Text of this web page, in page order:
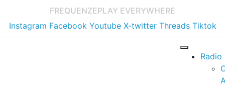
FREQUENZEPLAY EVERYWHERE
Instagram Facebook Youtube X-twitter Threads Tiktok
Radio